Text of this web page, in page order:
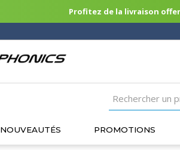
Profitez de la livraison
NOUVEAUTÉS PROMOTIONS